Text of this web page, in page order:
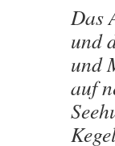
Das
und
und
auf